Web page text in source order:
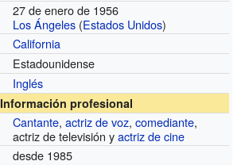
27 de enero de 1956
Los Ángeles (Estados Unidos)
California
Estadounidense
Inglés
Información profesional
Cantante,actriz de voz,comediante,
actriz de televisión yactriz de cine
desde 1985